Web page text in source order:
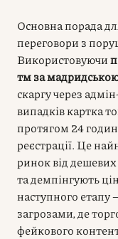
Основна порада
переговори з
Використовуючи
тм за
скаргу через
випадків картка
протягом 24
реєстрації. Це
ринок від
та демпінгують
наступного
загрозами, де
фейкового